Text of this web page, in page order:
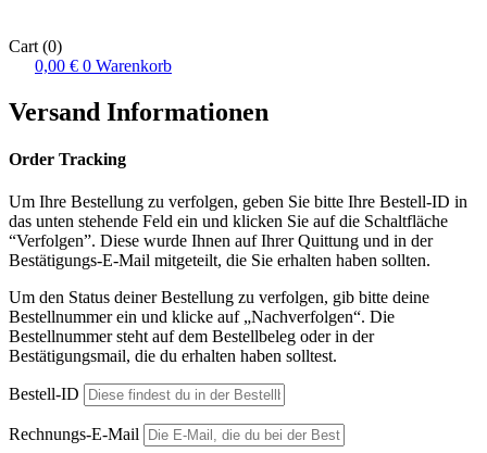
Cart (0)
0,00 € 0 Warenkorb
Versand Informationen
Order Tracking
Um Ihre Bestellung zu verfolgen, geben Sie bitte Ihre Bestell-ID in
das unten stehende Feld ein und klicken Sie auf die Schaltfläche
“Verfolgen”. Diese wurde Ihnen auf Ihrer Quittung und in der
Bestätigungs-E-Mail mitgeteilt, die Sie erhalten haben sollten.
Um den Status deiner Bestellung zu verfolgen, gib bitte deine
Bestellnummer ein und klicke auf „Nachverfolgen“. Die
Bestellnummer steht auf dem Bestellbeleg oder in der
Bestätigungsmail, die du erhalten haben solltest.
Bestell-ID
Rechnungs-E-Mail